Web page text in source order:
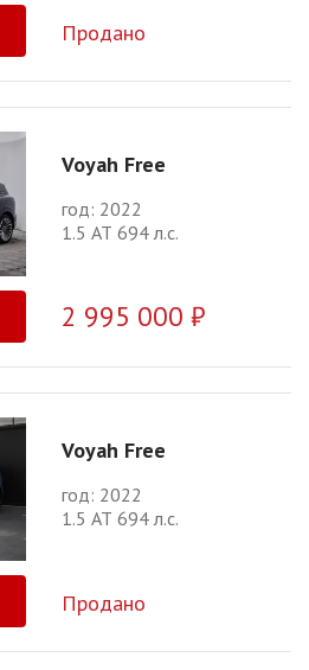
Продано
Voyah Free
год: 2022
1.5 АТ 694 л.с.
2 995 000 ₽
Voyah Free
год: 2022
1.5 АТ 694 л.с.
Продано